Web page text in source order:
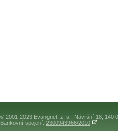
© 2001-2023 Evangnet, z. s., Návršní 18, 140
Bankovní spojení: 2300943966/2010